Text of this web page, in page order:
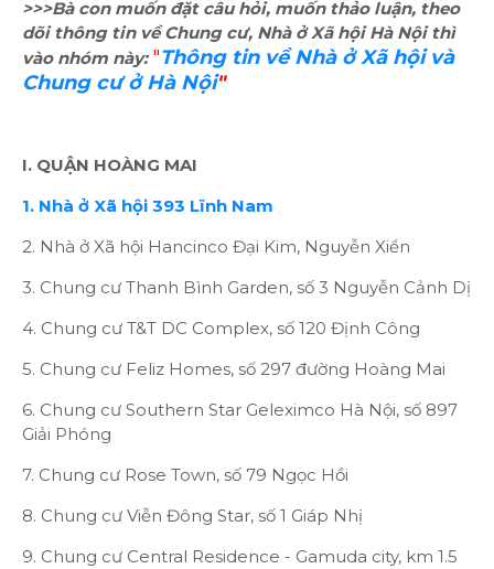
>>>Bà con muốn đặt câu hỏi, muốn thảo luận, theo
dõi thông tin về Chung cư, Nhà ở Xã hội Hà Nội thì
vào nhóm này: "Thông tin về Nhà ở Xã hội và
Chung cư ở Hà Nội"
I. QUẬN HOÀNG MAI
1. Nhà ở Xã hội 393 Lĩnh Nam
2. Nhà ở Xã hội Hancinco Đại Kim, Nguyễn Xiển
3. Chung cư Thanh Bình Garden, số 3 Nguyễn Cảnh Dị
4. Chung cư T&T DC Complex, số 120 Định Công
5. Chung cư Feliz Homes, số 297 đường Hoàng Mai
6. Chung cư Southern Star Geleximco Hà Nội, số 897
Giải Phóng
7. Chung cư Rose Town, số 79 Ngọc Hồi
8. Chung cư Viễn Đông Star, số 1 Giáp Nhị
9. Chung cư Central Residence - Gamuda city, km 1.5